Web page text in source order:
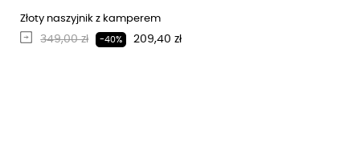
Złoty naszyjnik z kamperem
Regularna cena
349,00 zł -40% Cena
209,40 zł